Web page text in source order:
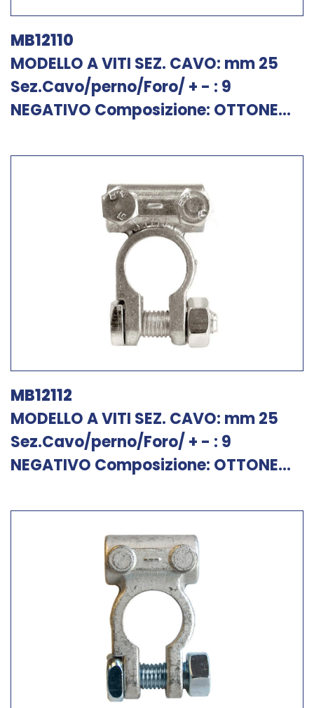
MB12110
MODELLO A VITI SEZ. CAVO: mm 25
Sez.Cavo/perno/Foro/ + - : 9
NEGATIVO Composizione: OTTONE...
MB12112
MODELLO A VITI SEZ. CAVO: mm 25
Sez.Cavo/perno/Foro/ + - : 9
NEGATIVO Composizione: OTTONE...